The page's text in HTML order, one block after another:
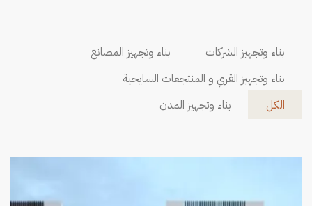
بناء وتجهيز المصانع
بناء وتجهيز الشركات
بناء وتجهيز القري و المنتجعات السايحية
بناء وتجهيز المدن
الكل